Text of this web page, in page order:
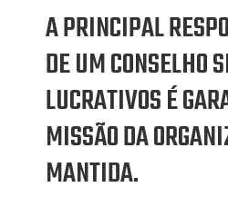
A PRINCIPAL
DE UM CONSELHO
LUCRATIVOS É
MISSÃO DA
MANTIDA.